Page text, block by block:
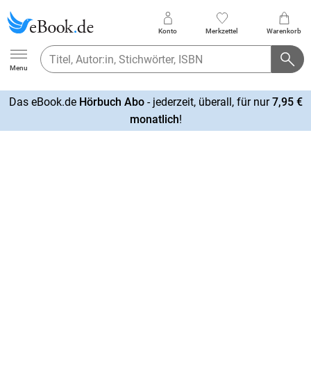
Ebook.de
Menu
Konto Merkzettel Warenkorb
Das eBook.de Hörbuch Abo- jederzeit, überall, für nur7,95 €
monatlich!